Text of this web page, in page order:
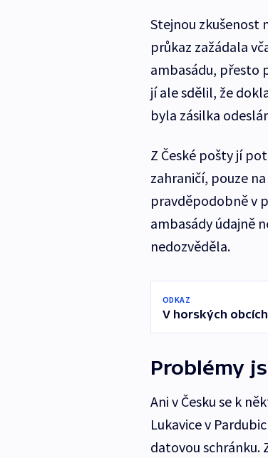
Stejnou zkušenost
průkaz zažádala
ambasádu, přesto
jí ale sdělil, že
byla zásilka
Z České pošty jí
zahraničí, pouze
pravděpodobně v
ambasády údajně
nedozvěděla.
ODKAZ
V horských
Problémy
Ani v Česku se k
Lukavice v
datovou schránku.